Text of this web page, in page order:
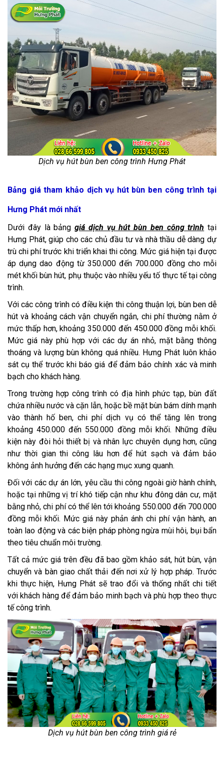
Dịch vụ hút bùn ben công trình Hưng Phát
Bảng giá tham khảo dịch vụ hút bùn ben công trình tại
Hưng Phát mới nhất
Dưới đây là bảng giá dịch vụ hút bùn ben công trình tại
Hưng Phát, giúp cho các chủ đầu tư và nhà thầu dễ dàng dự
trù chi phí trước khi triển khai thi công. Mức giá hiện tại được
áp dụng dao động từ 350.000 đến 700.000 đồng cho mỗi
mét khối bùn hút, phụ thuộc vào nhiều yếu tố thực tế tại công
trình.
Với các công trình có điều kiện thi công thuận lợi, bùn ben dễ
hút và khoảng cách vận chuyển ngắn, chi phí thường nằm ở
mức thấp hơn, khoảng 350.000 đến 450.000 đồng mỗi khối.
Mức giá này phù hợp với các dự án nhỏ, mặt bằng thông
thoáng và lượng bùn không quá nhiều. Hưng Phát luôn khảo
sát cụ thể trước khi báo giá để đảm bảo chính xác và minh
bạch cho khách hàng.
Trong trường hợp công trình có địa hình phức tạp, bùn đất
chứa nhiều nước và cặn lẫn, hoặc bề mặt bùn bám dính mạnh
vào thành hố ben, chi phí dịch vụ có thể tăng lên trong
khoảng 450.000 đến 550.000 đồng mỗi khối. Những điều
kiện này đòi hỏi thiết bị và nhân lực chuyên dụng hơn, cũng
như thời gian thi công lâu hơn để hút sạch và đảm bảo
không ảnh hưởng đến các hạng mục xung quanh.
Đối với các dự án lớn, yêu cầu thi công ngoài giờ hành chính,
hoặc tại những vị trí khó tiếp cận như khu đông dân cư, mặt
bằng nhỏ, chi phí có thể lên tới khoảng 550.000 đến 700.000
đồng mỗi khối. Mức giá này phản ánh chi phí vận hành, an
toàn lao động và các biện pháp phòng ngừa mùi hôi, bụi bẩn
theo tiêu chuẩn môi trường.
Tất cả mức giá trên đều đã bao gồm khảo sát, hút bùn, vận
chuyển và bàn giao chất thải đến nơi xử lý hợp pháp. Trước
khi thực hiện, Hưng Phát sẽ trao đổi và thống nhất chi tiết
với khách hàng để đảm bảo minh bạch và phù hợp theo thực
tế công trình.
Dịch vụ hút bùn ben công trình giá rẻ